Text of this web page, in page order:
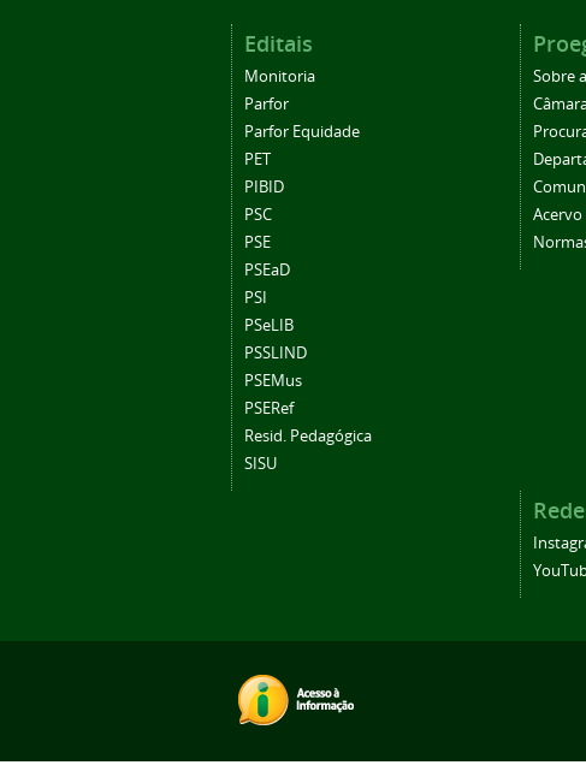
Editais
Monitoria
Parfor
Parfor Equidade
PET
PIBID
PSC
PSE
PSEaD
PSI
PSeLIB
PSSLIND
PSEMus
PSERef
Resid. Pedagógica
SISU
Sobre
Acervo